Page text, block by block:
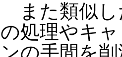
また類似し
の処理やキ
ンの手間を